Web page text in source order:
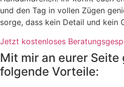
und den Tag in vollen Zügen
sorge, dass kein Detail und kein
Jetzt kostenloses
Mit mir an eurer
folgende Vorteile: